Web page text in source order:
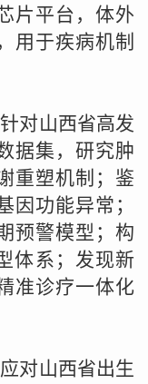
片平台，体外
用于疾病机制
对山西省高发
据集，研究肿
重塑机制；鉴
因功能异常；
预警模型；构
体系；发现新
准诊疗一体化
对山西省出生